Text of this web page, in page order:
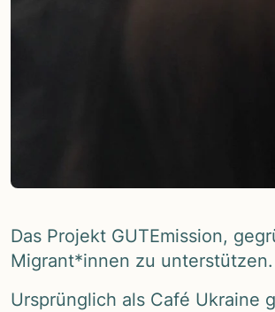
Das Pro­jekt GUTEmis­sion,
Migrant*innen zu unter­stüt­zen.
Ursprüng­lich als Café Ukraine